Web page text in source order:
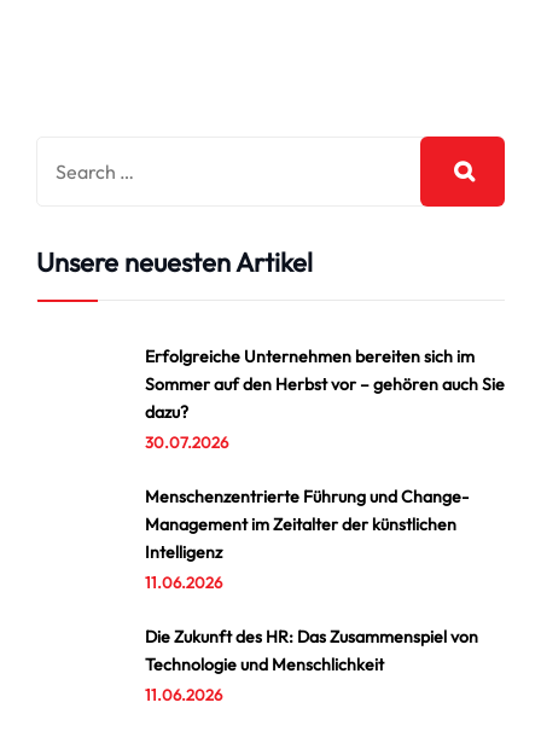
Unsere neuesten Artikel
Erfolgreiche Unternehmen bereiten sich im
Sommer auf den Herbst vor – gehören auch Sie
dazu?
30.07.2026
Menschenzentrierte Führung und Change-
Management im Zeitalter der künstlichen
Intelligenz
11.06.2026
Die Zukunft des HR: Das Zusammenspiel von
Technologie und Menschlichkeit
11.06.2026